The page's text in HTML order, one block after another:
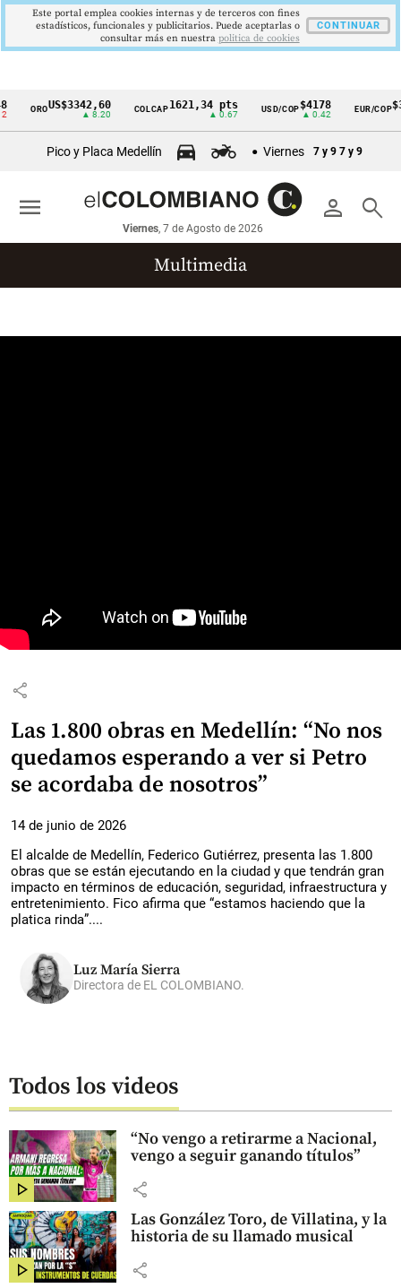
Cintillo
económicos
Colombia
OROUS$3342,60
▲ 8.20
COLCAP1621,34 pts
▲ 0.67
USD/COP$4178
▲ 0.42
EUR/COP
Pico y Placa Medellín Viernes 7 y 9 7 y 9
person search
Viernes, 7 de Agosto de 2026
menu
Multimedia
share
Las 1.800 obras en Medellín: “No nos
quedamos esperando a ver si Petro
se acordaba de nosotros”
14 de junio de 2026
El alcalde de Medellín, Federico Gutiérrez, presenta las 1.800
obras que se están ejecutando en la ciudad y que tendrán gran
impacto en términos de educación, seguridad, infraestructura y
entretenimiento. Fico afirma que “estamos haciendo que la
platica rinda”....
Luz María Sierra
Directora de EL COLOMBIANO.
Todos los videos
“No vengo a retirarme a Nacional,
vengo a seguir ganando títulos”
share
Las González Toro, de Villatina, y la
historia de su llamado musical
share
Este portal emplea cookies internas y de terceros con fines
estadísticos, funcionales y publicitarios. Puede aceptarlas o
consultar más en nuestra politica de cookies
CONTINUAR